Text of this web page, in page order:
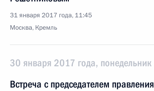
31 января 2017 года, 11:45
Москва, Кремль
30 января 2017 года, понедельник
Встреча с председателем правления